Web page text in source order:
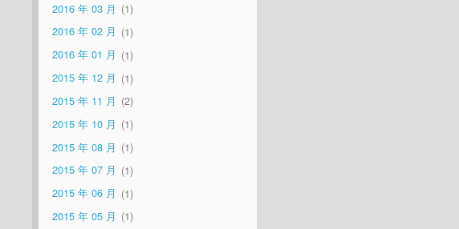
2016 年 03 月
1
2016 年 02 月
1
2016 年 01 月
1
2015 年 12 月
1
2015 年 11 月
2
2015 年 10 月
1
2015 年 08 月
1
2015 年 07 月
1
2015 年 06 月
1
2015 年 05 月
1